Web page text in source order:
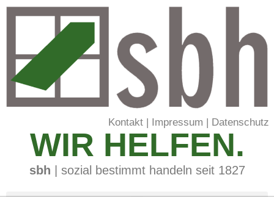
Kontakt | Impressum | Datenschutz
WIR HELFEN.
sbh | sozial bestimmt handeln seit 1827